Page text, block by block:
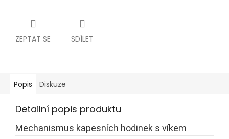
ZEPTAT SE SDÍLET
Popis Diskuze
Detailní popis produktu
Mechanismus kapesních hodinek s víkem